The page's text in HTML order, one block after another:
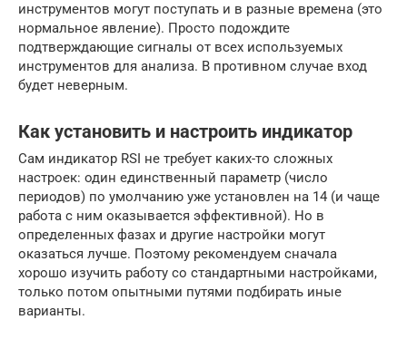
инструментов могут поступать и в разные времена (это
нормальное явление). Просто подождите
подтверждающие сигналы от всех используемых
инструментов для анализа. В противном случае вход
будет неверным.
Как установить и настроить индикатор
Сам индикатор RSI не требует каких-то сложных
настроек: один единственный параметр (число
периодов) по умолчанию уже установлен на 14 (и чаще
работа с ним оказывается эффективной). Но в
определенных фазах и другие настройки могут
оказаться лучше. Поэтому рекомендуем сначала
хорошо изучить работу со стандартными настройками,
только потом опытными путями подбирать иные
варианты.